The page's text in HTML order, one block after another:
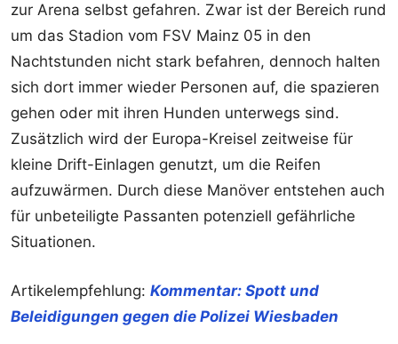
zur Arena selbst gefahren. Zwar ist der Bereich rund
um das Stadion vom FSV Mainz 05 in den
Nachtstunden nicht stark befahren, dennoch halten
sich dort immer wieder Personen auf, die spazieren
gehen oder mit ihren Hunden unterwegs sind.
Zusätzlich wird der Europa-Kreisel zeitweise für
kleine Drift-Einlagen genutzt, um die Reifen
aufzuwärmen. Durch diese Manöver entstehen auch
für unbeteiligte Passanten potenziell gefährliche
Situationen.
Artikelempfehlung: Kommentar: Spott und
Beleidigungen gegen die Polizei Wiesbaden